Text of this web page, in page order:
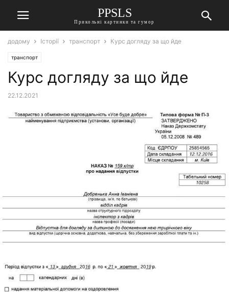
PPSLS
Прикольні картинки та гумор
додому Історії транспорт Курс догляду за що йде
транспорт
Курс догляду за що йде
22.12.2021